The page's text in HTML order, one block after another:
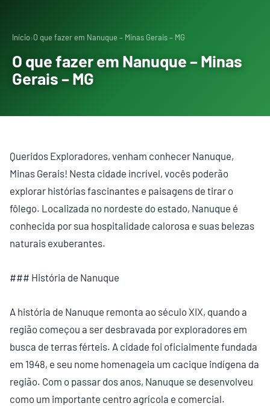
Início›O que fazer em Nanuque – Minas Gerais – MG
O que fazer em Nanuque – Minas
Gerais – MG
Queridos Exploradores, venham conhecer Nanuque,
Minas Gerais! Nesta cidade incrível, vocês poderão
explorar histórias fascinantes e paisagens de tirar o
fôlego. Localizada no nordeste do estado, Nanuque é
conhecida por sua hospitalidade calorosa e suas belezas
naturais exuberantes.
### História de Nanuque
A história de Nanuque remonta ao século XIX, quando a
região começou a ser desbravada por exploradores em
busca de terras férteis. A cidade foi oficialmente fundada
em 1948, e seu nome homenageia um cacique indígena da
região. Com o passar dos anos, Nanuque se desenvolveu
como um importante centro agrícola e comercial.